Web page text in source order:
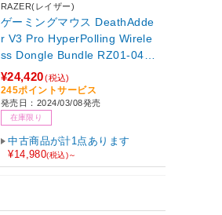
RAZER(レイザー)
ゲーミングマウス DeathAdde
r V3 Pro HyperPolling Wirele
ss Dongle Bundle RZ01-0463
0300-R3WL ［光学式 /有線／
無線(ワイヤレス) /7ボタン /U
SB (Type-C+Type-A)］
¥24,420(税込)
245ポイントサービス
発売日：2024/03/08発売
在庫限り
中古商品が計1点あります
¥14,980(税込)～